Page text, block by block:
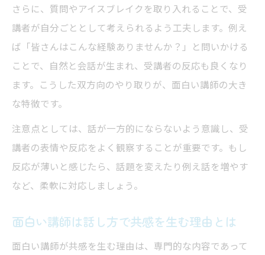
面白い講師は体験談で受講者を引き込む
研修で活躍する面白い講師の特徴
面白い講師に共通する研修での魅力的な特
徴
面白い講師になるための自己分析ポイント
面白い講師が使う身近な例の選び方とコツ
面白い講師は失敗談をどう話に活かすか
さらに、質問やアイスブレイクを取り入れることで、受
講者が自分ごととして考えられるよう工夫します。例え
ば「皆さんはこんな経験ありませんか？」と問いかける
ことで、自然と会話が生まれ、受講者の反応も良くなり
ます。こうした双方向のやり取りが、面白い講師の大き
な特徴です。
注意点としては、話が一方的にならないよう意識し、受
講者の表情や反応をよく観察することが重要です。もし
反応が薄いと感じたら、話題を変えたり例え話を増やす
など、柔軟に対応しましょう。
面白い講師は話し方で共感を生む理由とは
面白い講師が共感を生む理由は、専門的な内容であって